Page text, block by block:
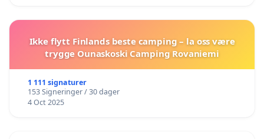
Ikke flytt Finlands beste camping – la oss være
trygge Ounaskoski Camping Rovaniemi
1 111 signaturer
153 Signeringer / 30 dager
4 Oct 2025